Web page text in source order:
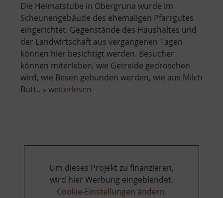
Die Heimatstube in Obergruna wurde im
Scheunengebäude des ehemaligen Pfarrgutes
eingerichtet. Gegenstände des Haushaltes und
der Landwirtschaft aus vergangenen Tagen
können hier besichtigt werden. Besucher
können miterleben, wie Getreide gedroschen
wird, wie Besen gebunden werden, wie aus Milch
Butt.. » weiterlesen
Um dieses Projekt zu finanzieren,
wird hier Werbung eingeblendet.
Cookie-Einstellungen ändern.